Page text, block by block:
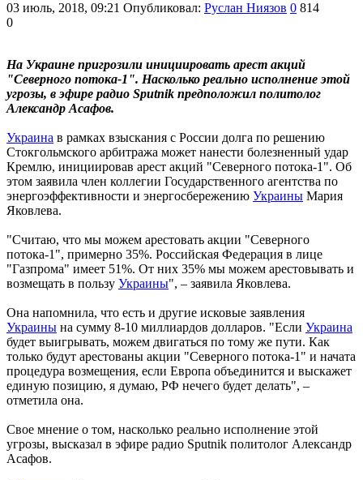
03 июль, 2018, 09:21 Опубликовал: Руслан Ниязов 0 814
0
На Украине пригрозили инициировать арест акций
"Северного потока-1". Насколько реально исполнение этой
угрозы, в эфире радио Sputnik предположил политолог
Александр Асафов.
Украина в рамках взыскания с России долга по решению
Стокгольмского арбитража может нанести болезненный удар
Кремлю, инициировав арест акций "Северного потока-1". Об
этом заявила член коллегии Государственного агентства по
энергоэффективности и энергосбережению Украины Мария
Яковлева.
"Считаю, что мы можем арестовать акции "Северного
потока-1", примерно 35%. Российская Федерация в лице
"Газпрома" имеет 51%. От них 35% мы можем арестовывать и
возмещать в пользу Украины", – заявила Яковлева.
Она напомнила, что есть и другие исковые заявления
Украины на сумму 8-10 миллиардов долларов. "Если Украина
будет выигрывать, можем двигаться по тому же пути. Как
только будут арестованы акции "Северного потока-1" и начата
процедура возмещения, если Европа объединится и выскажет
единую позицию, я думаю, РФ нечего будет делать", –
отметила она.
Свое мнение о том, насколько реально исполнение этой
угрозы, высказал в эфире радио Sputnik политолог Александр
Асафов.